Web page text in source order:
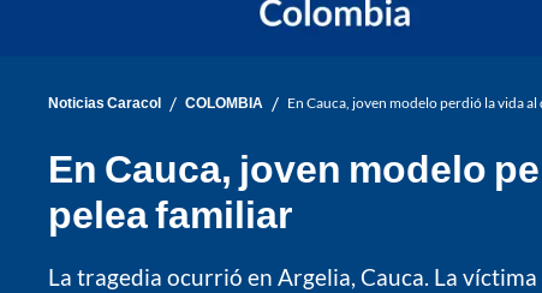
Noticias Caracol / COLOMBIA / En Cauca, joven modelo perdió la vida
En Cauca, joven modelo
pelea familiar
La tragedia ocurrió en Argelia, Cauca. La